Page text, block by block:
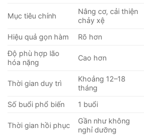
Mục tiêu chính
Nâng cơ, cải thiện
chảy xệ
Hiệu quả gọn hàm
Rõ hơn
Độ phù hợp lão
hóa nặng
Cao hơn
Thời gian duy trì
Khoảng 12–18
tháng
Số buổi phổ biến
1 buổi
Thời gian hồi phục
Gần như không
nghỉ dưỡng